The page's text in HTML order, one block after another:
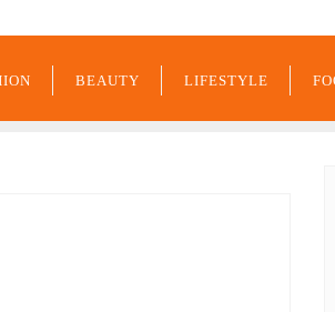
BEAUTY LIFESTYLE